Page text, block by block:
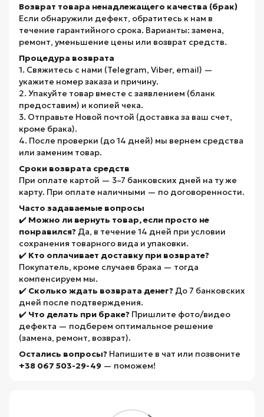
Возврат товара ненадлежащего качества (брак)
Если обнаружили дефект, обратитесь к нам в
течение гарантийного срока. Варианты: замена,
ремонт, уменьшение цены или возврат средств.
Процедура возврата
1. Свяжитесь с нами (Telegram, Viber, email) —
укажите номер заказа и причину.
2. Упакуйте товар вместе с заявлением (бланк
предоставим) и копией чека.
3. Отправьте Новой почтой (доставка за ваш счет,
кроме брака).
4. После проверки (до 14 дней) мы вернем средства
или заменим товар.
Сроки возврата средств
При оплате картой — 3–7 банковских дней на ту же
карту. При оплате наличными — по договоренности.
Часто задаваемые вопросы
✔️ Можно ли вернуть товар, если просто не
понравился? Да, в течение 14 дней при условии
сохранения товарного вида и упаковки.
✔️ Кто оплачивает доставку при возврате?
Покупатель, кроме случаев брака — тогда
компенсируем мы.
✔️ Сколько ждать возврата денег? До 7 банковских
дней после подтверждения.
✔️ Что делать при браке? Пришлите фото/видео
дефекта — подберем оптимальное решение
(замена, ремонт, возврат).
Остались вопросы? Напишите в чат или позвоните
+38 067 503-29-49 — поможем!